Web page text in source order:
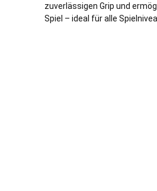
zuverlässigen Grip und
Spiel – ideal für alle